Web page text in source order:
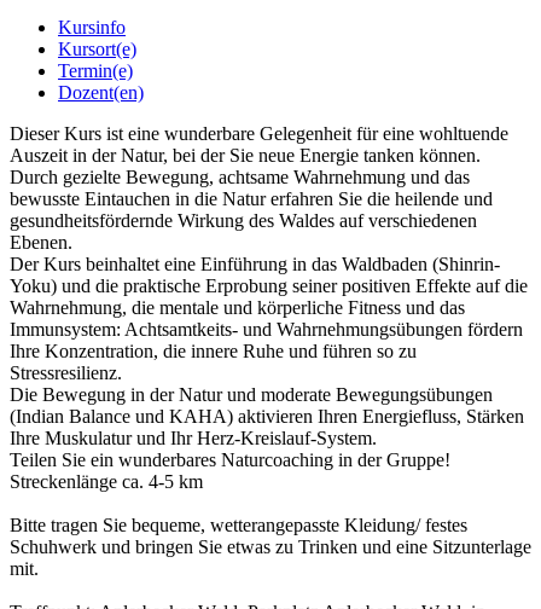
Kursinfo
Kursort(e)
Termin(e)
Dozent(en)
Dieser Kurs ist eine wunderbare Gelegenheit für eine wohltuende
Auszeit in der Natur, bei der Sie neue Energie tanken können.
Durch gezielte Bewegung, achtsame Wahrnehmung und das
bewusste Eintauchen in die Natur erfahren Sie die heilende und
gesundheitsfördernde Wirkung des Waldes auf verschiedenen
Ebenen.
Der Kurs beinhaltet eine Einführung in das Waldbaden (Shinrin-
Yoku) und die praktische Erprobung seiner positiven Effekte auf die
Wahrnehmung, die mentale und körperliche Fitness und das
Immunsystem: Achtsamtkeits- und Wahrnehmungsübungen fördern
Ihre Konzentration, die innere Ruhe und führen so zu
Stressresilienz.
Die Bewegung in der Natur und moderate Bewegungsübungen
(Indian Balance und KAHA) aktivieren Ihren Energiefluss, Stärken
Ihre Muskulatur und Ihr Herz-Kreislauf-System.
Teilen Sie ein wunderbares Naturcoaching in der Gruppe!
Streckenlänge ca. 4-5 km
Bitte tragen Sie bequeme, wetterangepasste Kleidung/ festes
Schuhwerk und bringen Sie etwas zu Trinken und eine Sitzunterlage
mit.